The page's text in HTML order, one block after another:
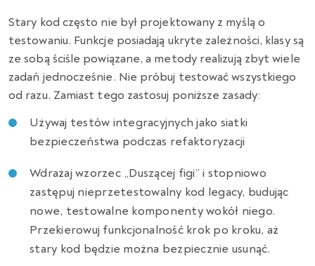
Stary kod często nie był projektowany z myślą o
testowaniu. Funkcje posiadają ukryte zależności, klasy są
ze sobą ściśle powiązane, a metody realizują zbyt wiele
zadań jednocześnie. Nie próbuj testować wszystkiego
od razu. Zamiast tego zastosuj poniższe zasady:
Używaj testów integracyjnych jako siatki
bezpieczeństwa podczas refaktoryzacji
Wdrażaj wzorzec „Duszącej figi” i stopniowo
zastępuj nieprzetestowalny kod legacy, budując
nowe, testowalne komponenty wokół niego.
Przekierowuj funkcjonalność krok po kroku, aż
stary kod będzie można bezpiecznie usunąć.